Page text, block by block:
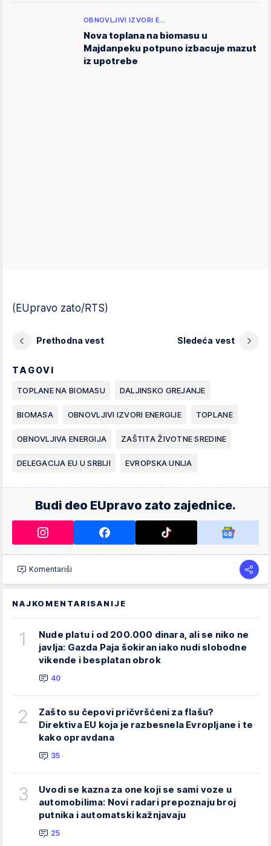
OBNOVLJIVI IZVORI E…
Nova toplana na biomasu u
Majdanpeku potpuno izbacuje mazut
iz upotrebe
(EUpravo zato/RTS)
Prethodna vest Sledeća vest
TAGOVI
TOPLANE NA BIOMASU DALJINSKO GREJANJE
BIOMASA OBNOVLJIVI IZVORI ENERGIJE TOPLANE
OBNOVLJIVA ENERGIJA ZAŠTITA ŽIVOTNE SREDINE
DELEGACIJA EU U SRBIJI EVROPSKA UNIJA
Budi deo EUpravo zato zajednice.
Komentariši
NAJKOMENTARISANIJE
1
Nude platu i od 200.000 dinara, ali se niko ne
javlja: Gazda Paja šokiran iako nudi slobodne
vikende i besplatan obrok
40
2
Zašto su čepovi pričvršćeni za flašu?
Direktiva EU koja je razbesnela Evropljane i te
kako opravdana
35
3
Uvodi se kazna za one koji se sami voze u
automobilima: Novi radari prepoznaju broj
putnika i automatski kažnjavaju
25